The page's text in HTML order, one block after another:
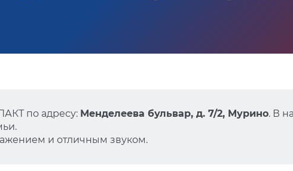
по адресу: Менделеева бульвар, д. 7/2, Мурино. В
и отличным звуком.